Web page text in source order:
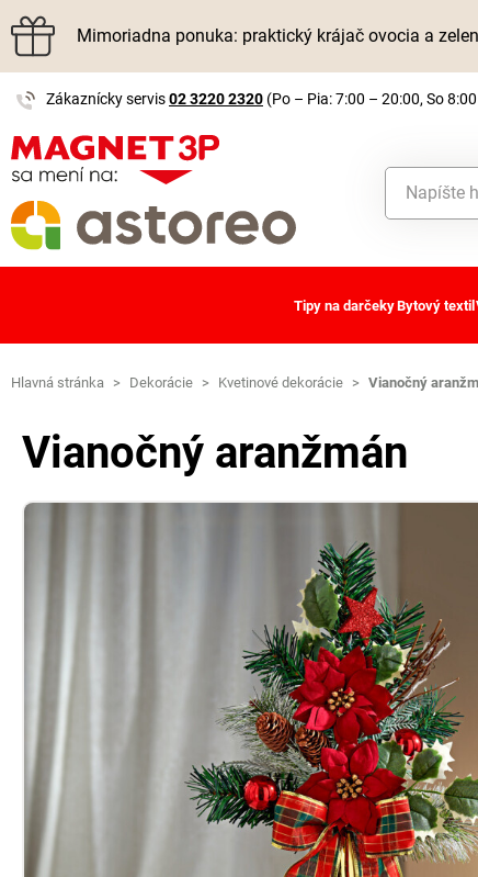
Mimoriadna ponuka: praktický krájač ovocia a
Zákaznícky servis02 3220 2320 (Po – Pia: 7:00 – 20:00, So
Tipy na darčekyBytový textil
Hlavná stránka > Dekorácie > Kvetinové dekorácie > Vianočný
Vianočný aranžmán